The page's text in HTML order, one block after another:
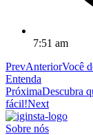
7:51 am
PrevAnteriorVocê
Entenda
PróximaDescubra
fácil!Next
Sobre nós